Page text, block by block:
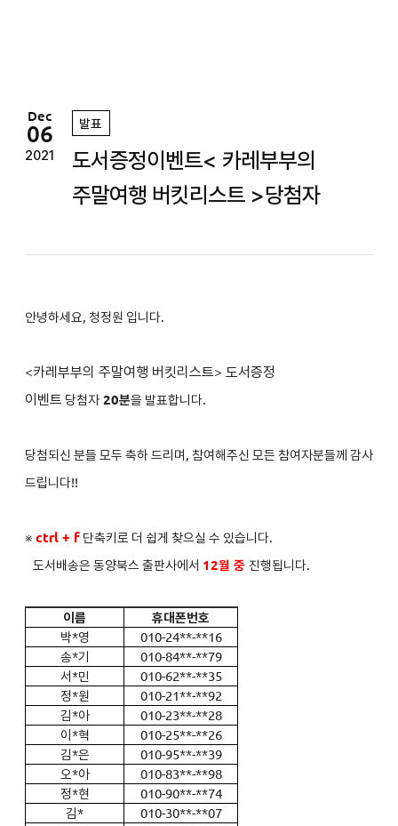
Dec
06
2021
발표
도서증정이벤트< 카레부부의
주말여행 버킷리스트 >당첨자
안녕하세요, 청정원 입니다.
<카레부부의 주말여행 버킷리스트> 도서증정
이벤트 당첨자 20분을 발표합니다.
당첨되신 분들 모두 축하 드리며, 참여해주신 모든 참여자분들께 감사
드립니다!!
※ ctrl + f 단축키로 더 쉽게 찾으실 수 있습니다.
도서배송은 동양북스 출판사에서 12월 중 진행됩니다.
이름
휴대폰번호
박*영
010-24**-**16
송*기
010-84**-**79
서*민
010-62**-**35
정*원
010-21**-**92
김*아
010-23**-**28
이*혁
010-25**-**26
김*은
010-95**-**39
오*아
010-83**-**98
정*현
010-90**-**74
김*
010-30**-**07